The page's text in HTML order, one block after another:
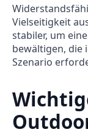
Vielseitigkeit
stabiler, um
bewältigen, die
Szenario